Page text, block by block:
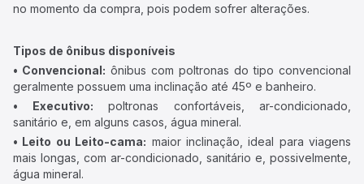
no momento da compra, pois podem sofrer alterações.
Tipos de ônibus disponíveis
• Convencional: ônibus com poltronas do tipo convencional
geralmente possuem uma inclinação até 45º e banheiro.
• Executivo: poltronas confortáveis, ar-condicionado,
sanitário e, em alguns casos, água mineral.
• Leito ou Leito-cama: maior inclinação, ideal para viagens
mais longas, com ar-condicionado, sanitário e, possivelmente,
água mineral.